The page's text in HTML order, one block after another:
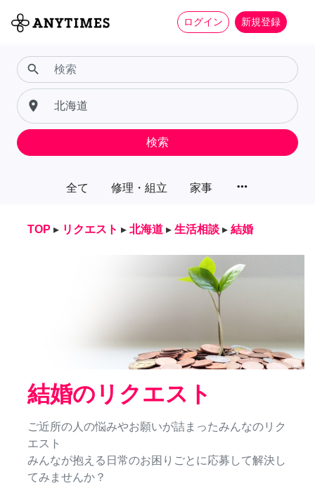
ログイン 新規登録
全て 修理・組立 家事 more_horiz
search
place
検索
TOP ▸ リクエスト ▸ 北海道 ▸ 生活相談 ▸ 結婚
結婚のリクエスト
ご近所の人の悩みやお願いが詰まったみんなのリク
エスト
みんなが抱える日常のお困りごとに応募して解決し
てみませんか？